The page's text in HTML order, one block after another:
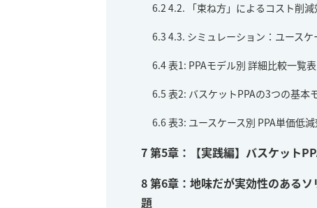
6.2 4.2. 「束ね方」によるコスト削
6.3 4.3. シミュレーション：ユース
6.4表1: PPAモデル別 詳細比較一覧表
6.5 表2: バスケットPPAの3つの基本
6.6表3: ユースケース別 PPA単価低
7第5章：【実践編】バスケット
8第6章：地味だが実効性のある
題